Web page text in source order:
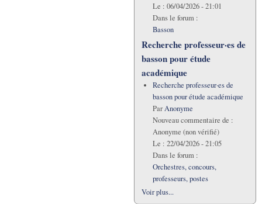
Le : 06/04/2026 - 21:01
Dans le forum :
Basson
Recherche professeur·es de
basson pour étude
académique
Recherche professeur·es de
basson pour étude académique
ParAnonyme
Nouveau commentaire de :
Anonyme (non vérifié)
Le : 22/04/2026 - 21:05
Dans le forum :
Orchestres, concours,
professeurs, postes
Voir plus...